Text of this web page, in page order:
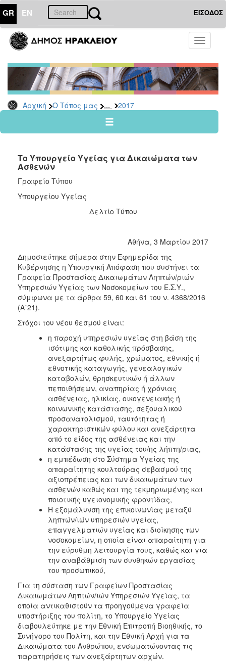
GR EN ΕΙΣΟΔΟΣ
Toggle
Αρχική Ο Τόπος μας ... 2017
ΤΟΠΟΣ
ΜΑΣ
Ανακοινώσεις
Αρχείο
2026
2024
2022
2021
2020
2016
2015
2012
2011
Το Υπουργείο Υγείας για Δικαιώματα των
Ασθενών
Γραφείο Τύπου
Υπουργείου Υγείας
Δελτίο Τύπου
Αθήνα, 3 Μαρτίου 2017
Δημοσιεύτηκε σήμερα στην Εφημερίδα της
Κυβέρνησης η Υπουργική Απόφαση που συστήνει τα
Γραφεία Προστασίας Δικαιωμάτων Ληπτών/ριών
Υπηρεσιών Υγείας των Νοσοκομείων του Ε.Σ.Υ.,
σύμφωνα με τα άρθρα 59, 60 και 61 του ν. 4368/2016
(Α΄21).
Στόχοι του νέου θεσμού είναι:
η παροχή υπηρεσιών υγείας στη βάση της
ισότιμης και καθολικής πρόσβασης,
ανεξαρτήτως φυλής, χρώματος, εθνικής ή
εθνοτικής καταγωγής, γενεαλογικών
καταβολών, θρησκευτικών ή άλλων
πεποιθήσεων, αναπηρίας ή χρόνιας
ασθένειας, ηλικίας, οικογενειακής ή
κοινωνικής κατάστασης, σεξουαλικού
προσανατολισμού, ταυτότητας ή
χαρακτηριστικών φύλου και ανεξάρτητα
από το είδος της ασθένειας και την
κατάστασης της υγείας του/ης λήπτη/ριας,
η εμπέδωση στο Σύστημα Υγείας της
απαραίτητης κουλτούρας σεβασμού της
αξιοπρέπειας και των δικαιωμάτων των
ασθενών καθώς και της τεκμηριωμένης και
ποιοτικής υγειονομικής φροντίδας,
Η εξομάλυνση της επικοινωνίας μεταξύ
ληπτών/ιών υπηρεσιών υγείας,
επαγγελματιών υγείας και διοίκησης των
νοσοκομείων, η οποία είναι απαραίτητη για
την εύρυθμη λειτουργία τους, καθώς και για
την αναβάθμιση των συνθηκών εργασίας
του προσωπικού,
Για τη σύσταση των Γραφείων Προστασίας
Δικαιωμάτων Ληπτών/ιών Υπηρεσιών Υγείας, τα
οποία αντικαθιστούν τα προηγούμενα γραφεία
υποστήριξης του πολίτη, το Υπουργείο Υγείας
διαβουλεύτηκε με την Εθνική Επιτροπή Βιοηθικής, το
Συνήγορο του Πολίτη, και την Εθνική Αρχή για τα
Δικαιώματα του Ανθρώπου, ενσωματώνοντας τις
παρατηρήσεις των ανεξάρτητων αρχών.